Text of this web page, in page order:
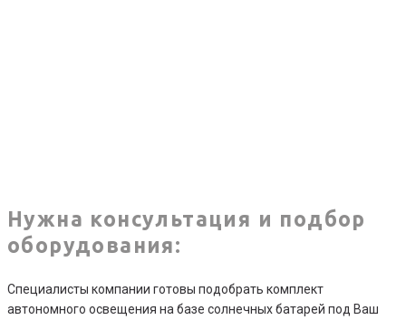
Нужна консультация и подбор
оборудования:
Специалисты компании готовы подобрать комплект
автономного освещения на базе солнечных батарей под Ваш